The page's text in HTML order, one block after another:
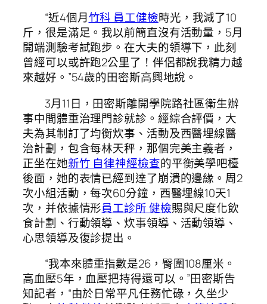
“近4個月竹科 員工健檢時光，我減了10
斤，很是滿足。我以前簡直沒有活動量，5月
開端測驗考試跑步。在大夫的領導下，此刻
曾經可以或許跑2公里了！伴侶都說我精力越
來越好。”54歲的田密斯高興地說。
3月11日，田密斯離開學院路社區衛生辦
事中間體重治理門診就診。經綜合評價，大
夫為其制訂了均衡炊事、活動及西醫埋線醫
治計劃，包含每林天秤，那個完美主義者，
正坐在她新竹 自律神經檢查的平衡美學吧檯
後面，她的表情已經到達了崩潰的邊緣。周2
次小組活動，每次60分鐘，西醫埋線10天1
次，并依據情形員工診所 健檢賜與尺度化飲
食計劃、行動領導、炊事領導、活動領導、
心思領導及復診提出。
“我本來體重指數是26，臀圍108厘米。
高血壓5年，血壓把持得還可以。”田密斯告
知記者，“由於日常平凡任務忙碌，久坐少